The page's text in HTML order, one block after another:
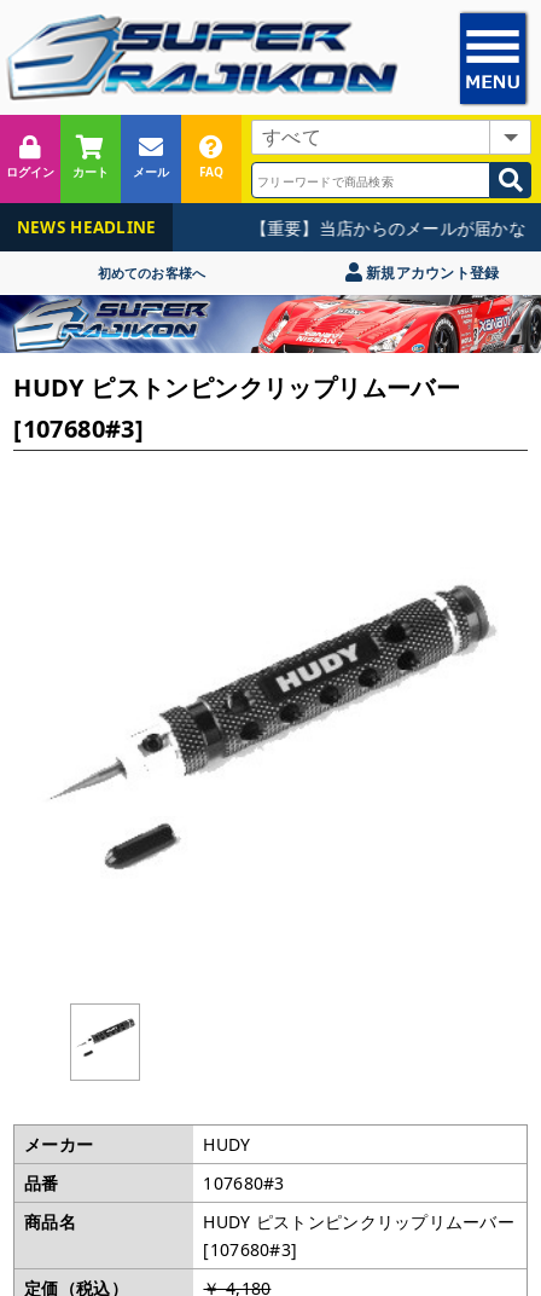
ログイン カート メール FAQ
NEWS HEADLINE 【重要】当店からのメールが届かな
初めてのお客様へ 新規アカウント登録
HUDY ピストンピンクリップリムーバー
[107680#3]
メーカー
HUDY
品番
107680#3
商品名
HUDY ピストンピンクリップリムーバー
[107680#3]
定価（税込）
￥ 4,180